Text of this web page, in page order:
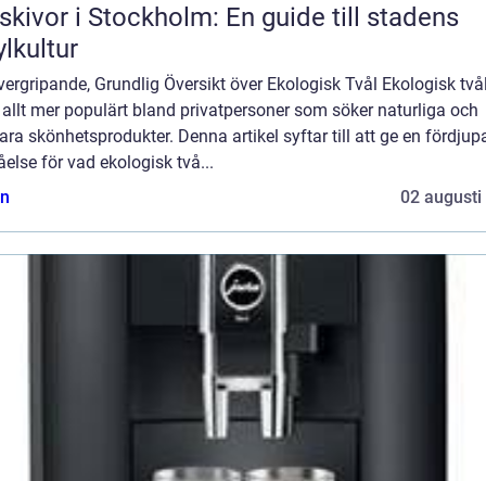
i Stockholm: En guide till stadens
Grundlig Översikt över Ekologisk Tvål Ekologisk
mer populärt bland privatpersoner som söker naturliga och
skönhetsprodukter. Denna artikel syftar till att ge en
för vad ekologisk två...
02 augusti